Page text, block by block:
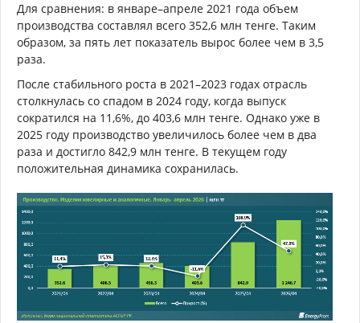
Для сравнения: в январе–апреле 2021 года объем
производства составлял всего 352,6 млн тенге. Таким
образом, за пять лет показатель вырос более чем в 3,5
раза.
После стабильного роста в 2021–2023 годах отрасль
столкнулась со спадом в 2024 году, когда выпуск
сократился на 11,6%, до 403,6 млн тенге. Однако уже в
2025 году производство увеличилось более чем в два
раза и достигло 842,9 млн тенге. В текущем году
положительная динамика сохранилась.